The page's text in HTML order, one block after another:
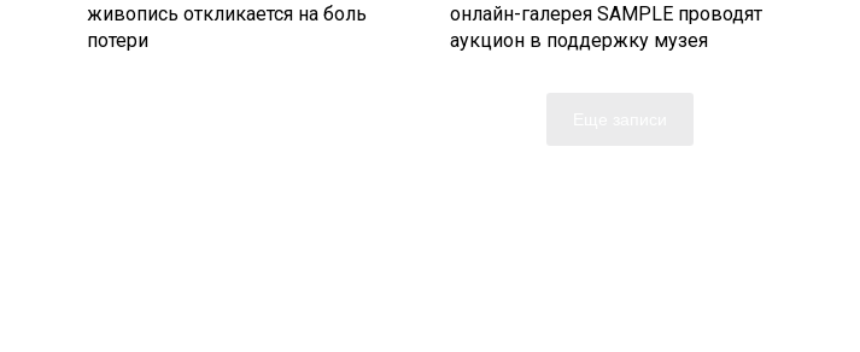
живопись откликается на боль
потери
онлайн-галерея SAMPLE проводят
аукцион в поддержку музея